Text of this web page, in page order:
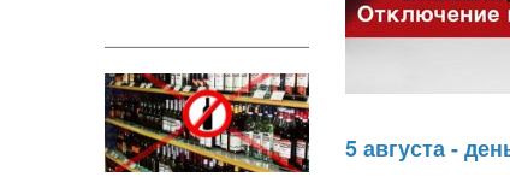
5 августа -